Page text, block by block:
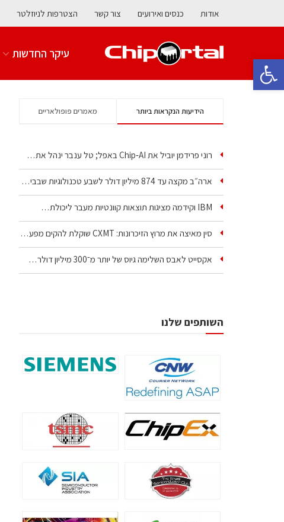
פתח סרגל נגישות
אודות כנסים ואירועים צור קשר הצטרפות לניוזלטר
עיקר החדשות
הידיעות הנקראות ביותר מאמרים פופולאריים
רוני פרידמן יוביל את Chip‑AI באפל; טל ענבר ינהל את…
ארה״ב מקצה עד 874 מיליון דולר לשבע טכנולוגיות שבבים…
IBM וקידמה מציגות תוצאות קוונטיות מעבר ליכולת…
סין מאיצה את מרוץ הזיכרונות: CXMT שוקלת להקים מפעל…
אקסייט לאבס השלימה גיוס של יותר מ־300 מיליון דולר…
השותפים שלנו